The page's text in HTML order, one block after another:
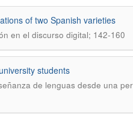
of two Spanish varieties
en el discurso digital; 142-160
students
de lenguas desde una